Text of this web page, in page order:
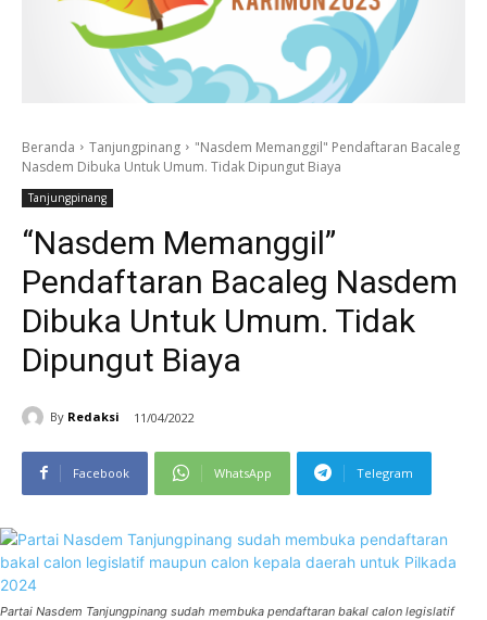
Beranda Tanjungpinang
"Nasdem Memanggil" Pendaftaran Bacaleg
Nasdem Dibuka Untuk Umum. Tidak Dipungut Biaya
Tanjungpinang
“Nasdem Memanggil”
Pendaftaran Bacaleg Nasdem
Dibuka Untuk Umum. Tidak
Dipungut Biaya
By Redaksi 11/04/2022
Facebook WhatsApp Telegram
Partai Nasdem Tanjungpinang sudah membuka pendaftaran bakal calon legislatif